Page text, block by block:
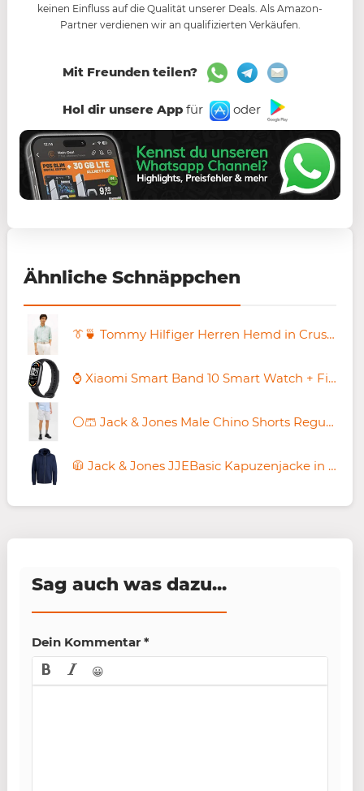
keinen Einfluss auf die Qualität unserer Deals. Als Amazon-
Partner verdienen wir an qualifizierten Verkäufen.
Mit Freunden teilen?
Hol dir unsere Appfür oder
Ähnliche Schnäppchen
👔🍵 Tommy Hilfiger Herren Hemd in Crushed Mint ab 69,29€ (statt 108€)
⌚ Xiaomi Smart Band 10 Smart Watch + Fitness-Tracker für 33€ (statt 42€)
⚪️🩳 Jack & Jones Male Chino Shorts Regular Fit Chino Shorts für 14,54€ (statt 24€)
🧥 Jack & Jones JJEBasic Kapuzenjacke in Navyblau ab 24,72€ (statt 41€) – Schwarz ab 21,99€
Sag auch was dazu...
Dein Kommentar *
😀